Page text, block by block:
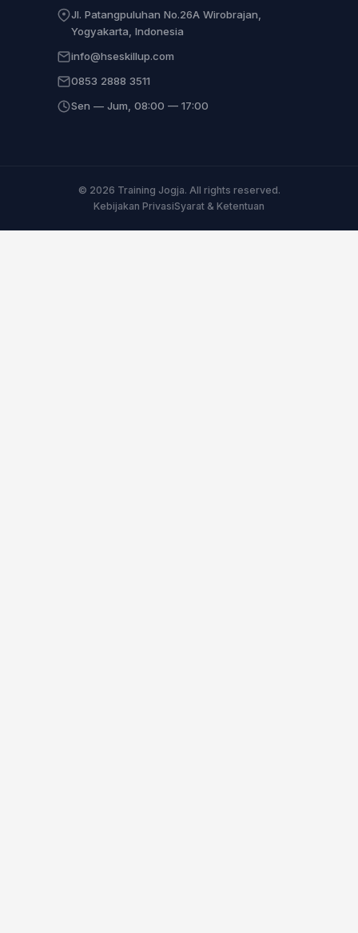
Jl. Patangpuluhan No.26A Wirobrajan,
Yogyakarta, Indonesia
info@hseskillup.com
0853 2888 3511
Sen — Jum, 08:00 — 17:00
© 2026 Training Jogja. All rights reserved.
Kebijakan PrivasiSyarat & Ketentuan